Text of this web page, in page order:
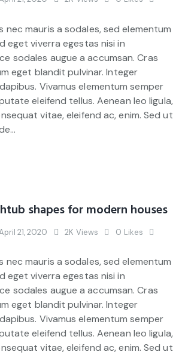
nec mauris a sodales, sed elementum
eget viverra egestas nisi in
sodales augue a accumsan. Cras
eget blandit pulvinar. Integer
Vivamus elementum semper
eleifend tellus. Aenean leo ligula,
vitae, eleifend ac, enim. Sed ut
shapes for modern houses
21, 2020 2K Views 0 Likes
nec mauris a sodales, sed elementum
eget viverra egestas nisi in
sodales augue a accumsan. Cras
eget blandit pulvinar. Integer
Vivamus elementum semper
eleifend tellus. Aenean leo ligula,
vitae, eleifend ac, enim. Sed ut